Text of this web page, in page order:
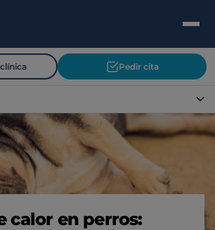
Pedir cita
calor en perros: